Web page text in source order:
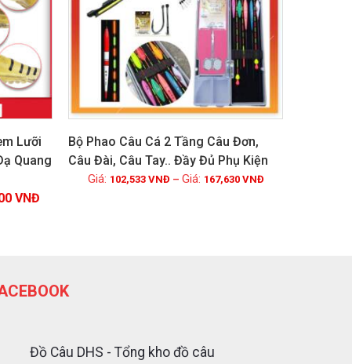
Lưỡi
Quang
VNĐ
Xem chi tiết
Bộ Phao Câu Cá 2 Tầng Câu Đơn,
Câu Đài, Câu Tay.. Đầy Đủ Phụ Kiện
102,533 VNĐ – 167,630 VNĐ
Đồ Câu DHS - Tổng kho đồ câu